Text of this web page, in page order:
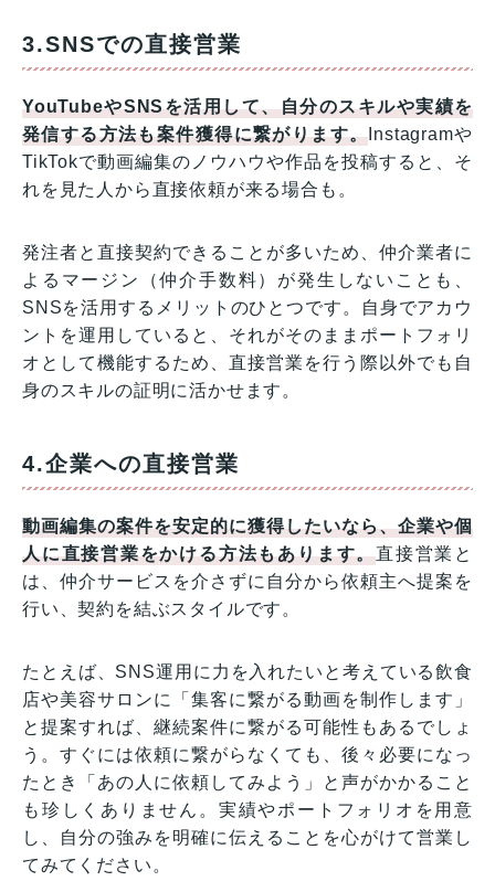
3.SNSでの直接営業
YouTubeやSNSを活用して、自分のスキルや実績を
発信する方法も案件獲得に繋がります。 Instagramや
TikTokで動画編集のノウハウや作品を投稿すると、そ
れを見た人から直接依頼が来る場合も。
発注者と直接契約できることが多いため、仲介業者に
よるマージン（仲介手数料）が発生しないことも、
SNSを活用するメリットのひとつです。自身でアカウ
ントを運用していると、それがそのままポートフォリ
オとして機能するため、直接営業を行う際以外でも自
身のスキルの証明に活かせます。
4.企業への直接営業
動画編集の案件を安定的に獲得したいなら、企業や個
人に直接営業をかける方法もあります。直接営業と
は、仲介サービスを介さずに自分から依頼主へ提案を
行い、契約を結ぶスタイルです。
たとえば、SNS運用に力を入れたいと考えている飲食
店や美容サロンに「集客に繋がる動画を制作します」
と提案すれば、継続案件に繋がる可能性もあるでしょ
う。すぐには依頼に繋がらなくても、後々必要になっ
たとき「あの人に依頼してみよう」と声がかかること
も珍しくありません。実績やポートフォリオを用意
し、自分の強みを明確に伝えることを心がけて営業し
てみてください。